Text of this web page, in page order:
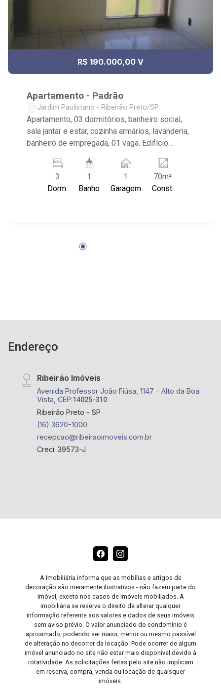
R$ 190.000,00 V
Apartamento - Padrão
Jardim Paulistano - Ribeirão Preto/SP
Apartamento, 03 dormitórios, banheiro social,
sala jantar e estar, cozinha armários, lavanderia,
banheiro de empregada, 01 vaga. Edifício
faculdade e avenida grande fluxo. Ribeirão
Imóveis. (16) 3620-1000/(16) 99270-1000
V4748
3
Dorm.
1
Banho
1
Garagem
70m²
Const.
Endereço
Ribeirão Imóveis
Avenida Professor João Fiúsa, 1147 - Alto da Boa
Vista, CEP:14025-310
Ribeirão Preto - SP
(16) 3620-1000
recepcao@ribeiraoimoveis.com.br
Creci: 39573-J
A Imobiliária informa que as mobílias e artigos de
decoração são meramente ilustrativos - não fazem parte do
imóvel, exceto nos casos de imóveis mobiliados. A
imobiliária se reserva o direito de alterar qualquer
informação referente aos valores e dados de seus imóveis
sem aviso prévio. O valor anunciado do condomínio é
aproximado, podendo ser maior, menor ou mesmo passível
de alteração no decorrer da locação. Pode ocorrer de algum
imóvel anunciado no site não estar mais disponível devido à
rotatividade. As solicitações feitas pelo site não implicam
em reserva, compra, venda ou locação de quaisquer
imóveis.